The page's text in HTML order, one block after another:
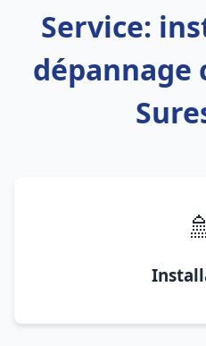
Service:
dépannage
🚿